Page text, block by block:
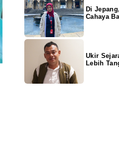
Di
Cahaya
Ukir
Lebih